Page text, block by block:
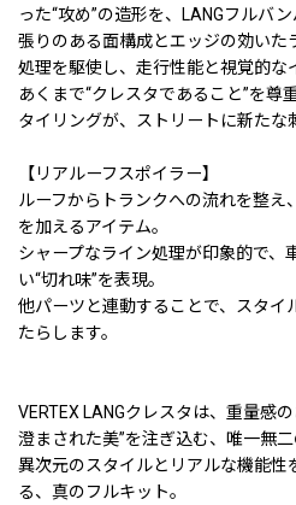
った“攻め”の造形を、LANGフルバ
張りのある面構成とエッジの効いた
処理を駆使し、走行性能と視覚的な
あくまで“クレスタであること”を尊
タイリングが、ストリートに新たな
【リアルーフスポイラー】
ルーフからトランクへの流れを整え
を加えるアイテム。
シャープなライン処理が印象的で、
い“切れ味”を表現。
他パーツと連動することで、スタイ
たらします。
VERTEX LANGクレスタは、重量感
澄まされた美”を注ぎ込む、唯一無二
異次元のスタイルとリアルな機能性
る、真のフルキット。